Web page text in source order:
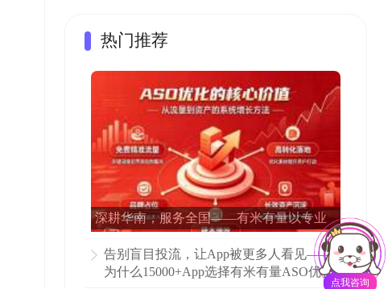
点我咨询
热门推荐
深耕华南，服务全国——有米有量以专业
告别盲目投流，让App被更多人看见——
为什么15000+App选择有米有量ASO优化